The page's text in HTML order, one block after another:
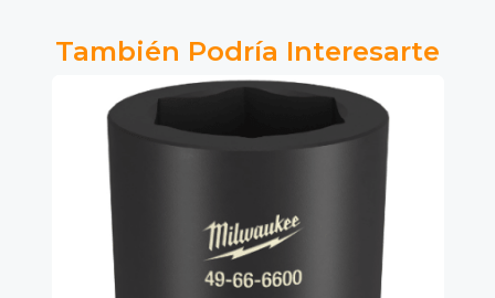
También Podría Interesarte